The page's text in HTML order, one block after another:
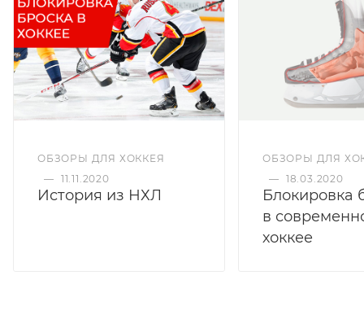
ОБЗОРЫ ДЛЯ ХОККЕЯ
— 11.11.2020
История из НХЛ
ОБЗОРЫ ДЛЯ
— 18.03.2020
Блокировка
в
хоккее